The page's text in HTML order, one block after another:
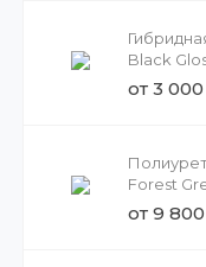
Black
от 3
Forest
от 9